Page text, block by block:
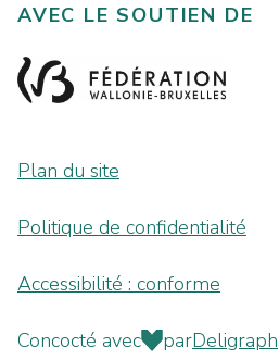
AVEC LE SOUTIEN DE
Plan du site
Politique de confidentialité
Accessibilité : conforme
Concocté avec parDeligraph